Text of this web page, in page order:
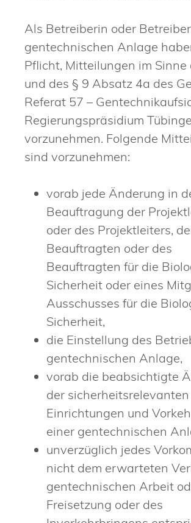
Als Betreiberin oder
gentechnischen Anlage
Pflicht, Mitteilungen im Sinne
und des § 9 Absatz 4a des
Referat 57 –
Regierungspräsidium
vorzunehmen. Folgende
sind vorzunehmen:
vorab jede Änderung in
Beauftragung der
oder des Projektleiters,
Beauftragten oder des
Beauftragten für die
Sicherheit oder eines
Ausschusses für die
Sicherheit,
die Einstellung des
gentechnischen Anlage,
vorab die beabsichtigte
der sicherheitsrelevanten
Einrichtungen und
einer gentechnischen
unverzüglich jedes
nicht dem erwarteten
gentechnischen Arbeit
Freisetzung oder des